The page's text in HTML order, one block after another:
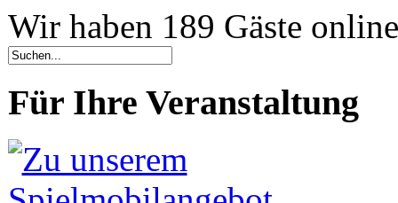
Wir haben 189 Gäste online
Für Ihre Veranstaltung